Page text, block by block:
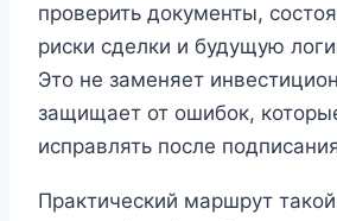
проверить документы,
риски сделки и будущую
Это не заменяет
защищает от ошибок,
исправлять после
Практический маршрут